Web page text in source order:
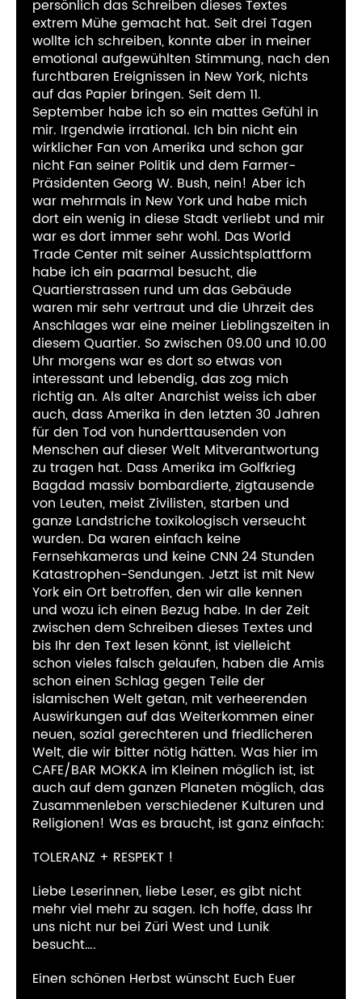
persönlich das Schreiben dieses Textes
extrem Mühe gemacht hat. Seit drei Tagen
wollte ich schreiben, konnte aber in meiner
emotional aufgewühlten Stimmung, nach den
furchtbaren Ereignissen in New York, nichts
auf das Papier bringen. Seit dem 11.
September habe ich so ein mattes Gefühl in
mir. Irgendwie irrational. Ich bin nicht ein
wirklicher Fan von Amerika und schon gar
nicht Fan seiner Politik und dem Farmer-
Präsidenten Georg W. Bush, nein! Aber ich
war mehrmals in New York und habe mich
dort ein wenig in diese Stadt verliebt und mir
war es dort immer sehr wohl. Das World
Trade Center mit seiner Aussichtsplattform
habe ich ein paarmal besucht, die
Quartierstrassen rund um das Gebäude
waren mir sehr vertraut und die Uhrzeit des
Anschlages war eine meiner Lieblingszeiten in
diesem Quartier. So zwischen 09.00 und 10.00
Uhr morgens war es dort so etwas von
interessant und lebendig, das zog mich
richtig an. Als alter Anarchist weiss ich aber
auch, dass Amerika in den letzten 30 Jahren
für den Tod von hunderttausenden von
Menschen auf dieser Welt Mitverantwortung
zu tragen hat. Dass Amerika im Golfkrieg
Bagdad massiv bombardierte, zigtausende
von Leuten, meist Zivilisten, starben und
ganze Landstriche toxikologisch verseucht
wurden. Da waren einfach keine
Fernsehkameras und keine CNN 24 Stunden
Katastrophen-Sendungen. Jetzt ist mit New
York ein Ort betroffen, den wir alle kennen
und wozu ich einen Bezug habe. In der Zeit
zwischen dem Schreiben dieses Textes und
bis Ihr den Text lesen könnt, ist vielleicht
schon vieles falsch gelaufen, haben die Amis
schon einen Schlag gegen Teile der
islamischen Welt getan, mit verheerenden
Auswirkungen auf das Weiterkommen einer
neuen, sozial gerechteren und friedlicheren
Welt, die wir bitter nötig hätten. Was hier im
CAFE/BAR MOKKA im Kleinen möglich ist, ist
auch auf dem ganzen Planeten möglich, das
Zusammenleben verschiedener Kulturen und
Religionen! Was es braucht, ist ganz einfach:
TOLERANZ + RESPEKT !
Liebe Leserinnen, liebe Leser, es gibt nicht
mehr viel mehr zu sagen. Ich hoffe, dass Ihr
uns nicht nur bei Züri West und Lunik
besucht….
Einen schönen Herbst wünscht Euch Euer